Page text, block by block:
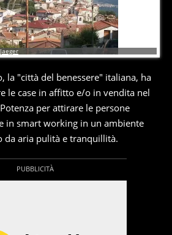
la "città del benessere" italiana, ha
le case in affitto e/o in vendita nel
per attirare le persone
in smart working in un ambiente
da aria pulità e tranquillità.